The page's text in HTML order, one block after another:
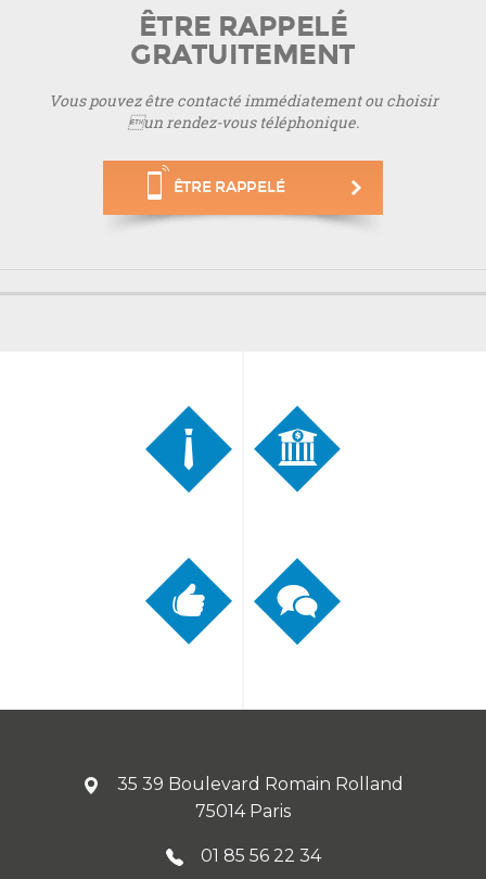
ÊTRE RAPPELÉ
GRATUITEMENT
Vous pouvez être contacté immédiatement ou choisir
un rendez-vous téléphonique.
ÊTRE RAPPELÉ
35 39 Boulevard Romain Rolland
75014 Paris
01 85 56 22 34